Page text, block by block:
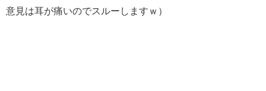
意見は耳が痛いのでスルーしますｗ）